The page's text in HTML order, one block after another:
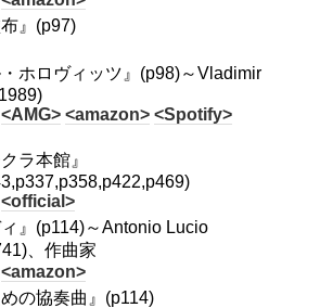
』(p97)
・ホロヴィッツ』(p98)～Vladimir
<AMG> <amazon> <Spotify>
ラ本館』
<official>
ィ』(p114)～Antonio Lucio
、作曲家
<amazon>
めの協奏曲』(p114)